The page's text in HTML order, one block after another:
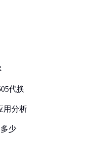
代换
用分析
少